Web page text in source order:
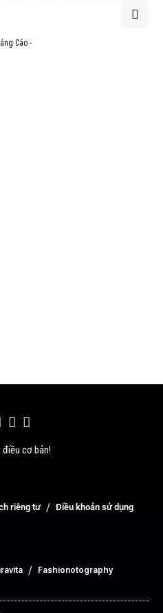
Cáo -
cơ bản!
riêng tư
Điều khoản sử dụng
Fashionotography